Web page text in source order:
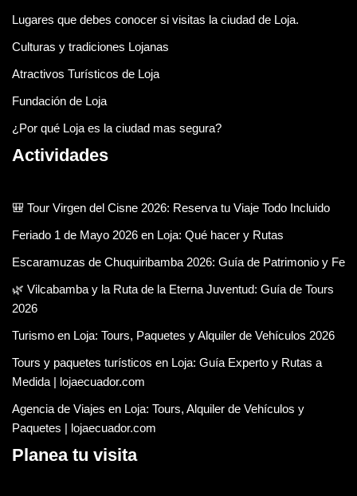
Lugares que debes conocer si visitas la ciudad de Loja.
Culturas y tradiciones Lojanas
Atractivos Turísticos de Loja
Fundación de Loja
¿Por qué Loja es la ciudad mas segura?
Actividades
🎒 Tour Virgen del Cisne 2026: Reserva tu Viaje Todo Incluido
Feriado 1 de Mayo 2026 en Loja: Qué hacer y Rutas
Escaramuzas de Chuquiribamba 2026: Guía de Patrimonio y Fe
🌿 Vilcabamba y la Ruta de la Eterna Juventud: Guía de Tours
2026
Turismo en Loja: Tours, Paquetes y Alquiler de Vehículos 2026
Tours y paquetes turísticos en Loja: Guía Experto y Rutas a
Medida | lojaecuador.com
Agencia de Viajes en Loja: Tours, Alquiler de Vehículos y
Paquetes | lojaecuador.com
Planea tu visita